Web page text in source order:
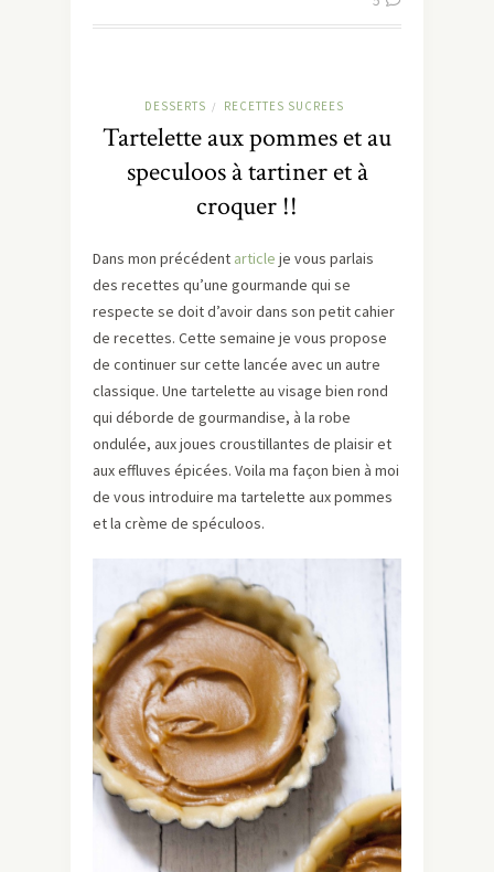
DESSERTS / RECETTES SUCREES
Tartelette aux pommes et au
speculoos à tartiner et à
croquer !!
Dans mon précédent article je vous parlais
des recettes qu’une gourmande qui se
respecte se doit d’avoir dans son petit cahier
de recettes. Cette semaine je vous propose
de continuer sur cette lancée avec un autre
classique. Une tartelette au visage bien rond
qui déborde de gourmandise, à la robe
ondulée, aux joues croustillantes de plaisir et
aux effluves épicées. Voila ma façon bien à moi
de vous introduire ma tartelette aux pommes
et la crème de spéculoos.